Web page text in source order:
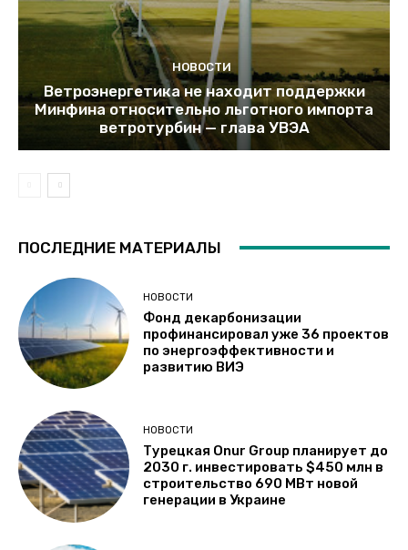
НОВОСТИ
Ветроэнергетика не находит поддержки
Минфина относительно льготного импорта
ветротурбин — глава УВЭА
ПОСЛЕДНИЕ МАТЕРИАЛЫ
НОВОСТИ
Фонд декарбонизации
профинансировал уже 36 проектов
по энергоэффективности и
развитию ВИЭ
НОВОСТИ
Турецкая Onur Group планирует до
2030 г. инвестировать $450 млн в
строительство 690 МВт новой
генерации в Украине